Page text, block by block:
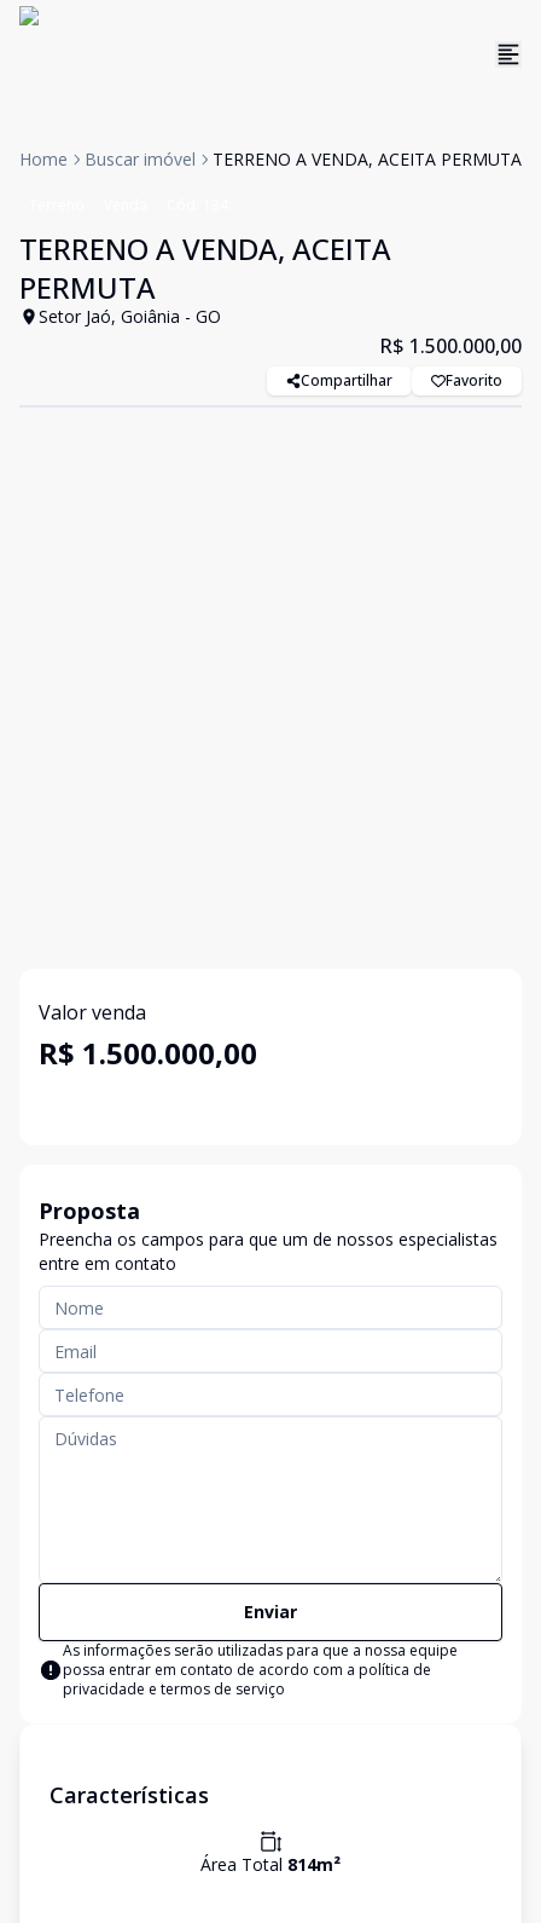
Home Buscar imóvel TERRENO A VENDA, ACEITA PERMUTA
TERRENO A VENDA, ACEITA
PERMUTA
Setor Jaó, Goiânia - GO
R$ 1.500.000,00
Compartilhar Favorito
Valor venda
R$ 1.500.000,00
Proposta
Preencha os campos para que um de nossos especialistas
entre em contato
Enviar
As informações serão utilizadas para que a nossa equipe
possa entrar em contato de acordo com a política de
privacidade e termos de serviço
Características
Área Total 814m²